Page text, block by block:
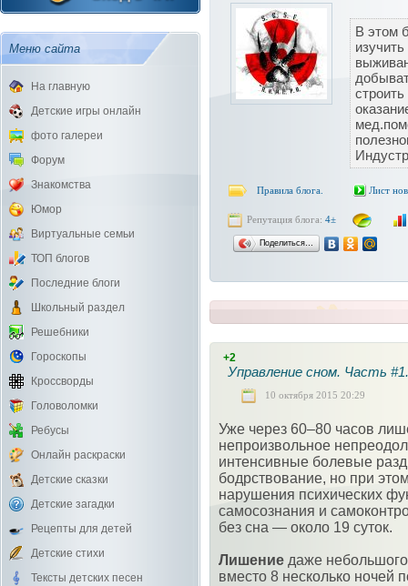
Меню сайта
На главную
Детские игры онлайн
фото галереи
Форум
Знакомства
Юмор
Виртуальные семьи
ТОП блогов
Последние блоги
Школьный раздел
Решебники
Гороскопы
Кроссворды
Головоломки
Ребусы
Онлайн раскраски
Детские сказки
Детские загадки
Рецепты для детей
Детские стихи
Тексты детских песен
В этом
Правила блога. Лист
Репутация блога: 4±
Поделиться…
+2
Управление сном. Часть #1.
10 октября 2015 20:29
Уже через 60–80 часов
непроизвольное
интенсивные болевые
бодрствование, но при
нарушения психических
самосознания и
без сна — около 19 суток.
Лишение даже
вместо 8 несколько ночей